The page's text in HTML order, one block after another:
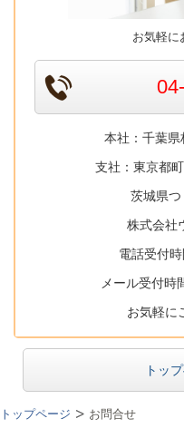
お気軽に
本社：千葉
支社：東京都
茨城県つく
株式会社
電話受付
メール受付時
お気軽に
トッ
トップページ お問合せ